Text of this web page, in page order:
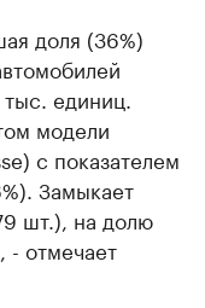
доля (36%)
единиц.
модели
с показателем
Замыкает
шт.), на долю
- отмечает